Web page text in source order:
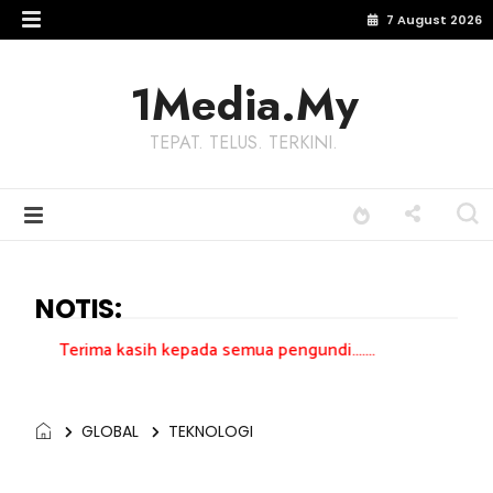
7 August 2026
1Media.My
TEPAT. TELUS. TERKINI.
NOTIS:
kasih kepada semua pengundi.......
GLOBAL TEKNOLOGI